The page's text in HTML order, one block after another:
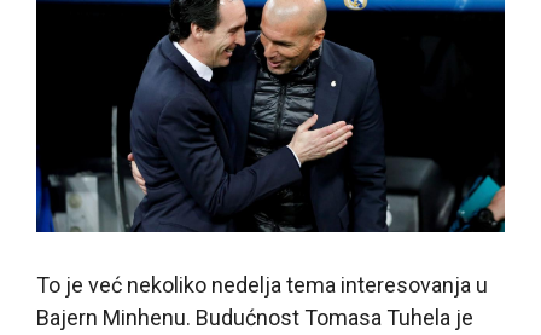
To je već nekoliko nedelja tema interesovanja u
Bajern Minhenu. Budućnost Tomasa Tuhela je